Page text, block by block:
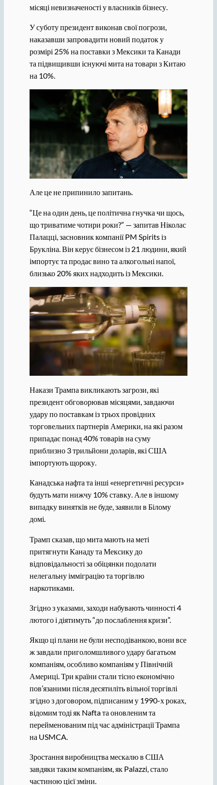
місяці невизначеності у власників бізнесу.
У суботу президент виконав свої погрози,
наказавши запровадити новий податок у
розмірі 25% на поставки з Мексики та Канади
та підвищивши існуючі мита на товари з Китаю
на 10%.
Але це не припинило запитань.
“Це на один день, це політична гнучка чи щось,
що триватиме чотири роки?” — запитав Ніколас
Палацці, засновник компанії PM Spirits із
Брукліна. Він керує бізнесом із 21 людини, який
імпортує та продає вино та алкогольні напої,
близько 20% яких надходить із Мексики.
Накази Трампа викликають загрози, які
президент обговорював місяцями, завдаючи
удару по поставкам із трьох провідних
торговельних партнерів Америки, на які разом
припадає понад 40% товарів на суму
приблизно 3 трильйони доларів, які США
імпортують щороку.
Канадська нафта та інші «енергетичні ресурси»
будуть мати нижчу 10% ставку. Але в іншому
випадку винятків не буде, заявили в Білому
домі.
Трамп сказав, що мита мають на меті
притягнути Канаду та Мексику до
відповідальності за обіцянки подолати
нелегальну імміграцію та торгівлю
наркотиками.
Згідно з указами, заходи набувають чинності 4
лютого і діятимуть “до послаблення кризи”.
Якщо ці плани не були несподіванкою, вони все
ж завдали приголомшливого удару багатьом
компаніям, особливо компаніям у Північній
Америці. Три країни стали тісно економічно
пов’язаними після десятиліть вільної торгівлі
згідно з договором, підписаним у 1990-х роках,
відомим тоді як Nafta та оновленим та
перейменованим під час адміністрації Трампа
на USMCA.
Зростання виробництва мескалю в США
завдяки таким компаніям, як Palazzi, стало
частиною цієї зміни.